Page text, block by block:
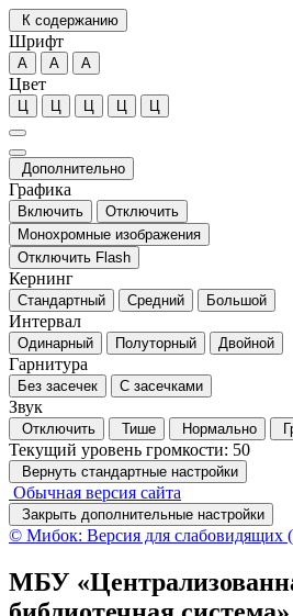
К содержанию
Шрифт
А А А
Цвет
Ц Ц Ц Ц Ц
Дополнительно
Графика
Включить
Отключить
Монохромные изображения
Отключить Flash
Кернинг
Стандартный Средний Большой
Интервал
Одинарный Полуторный Двойной
Гарнитура
Без засечек С засечками
Звук
Отключить Тише Нормально
Текущий уровень громкости: 50
Вернуть стандартные настройки
Обычная версия сайта
Закрыть дополнительные настройки
© Мибок: Версия для слабовидящих
МБУ